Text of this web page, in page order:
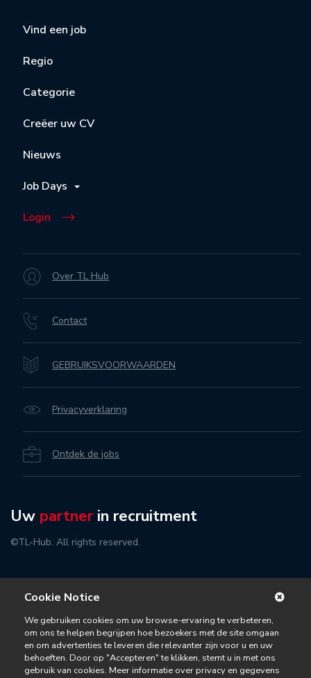
Vind een job
Regio
Categorie
Creëer uw CV
Nieuws
Job Days
Login
Over TL Hub
Contact
GEBRUIKSVOORWAARDEN
Privacyverklaring
Ontdek de jobs
Uw partner in recruitment
©TL-Hub. All rights reserved.
Cookie Notice
We gebruiken cookies om uw browse-ervaring te verbeteren,
om ons te helpen begrijpen hoe bezoekers met de site omgaan
en om advertenties te leveren die relevanter zijn voor u en uw
behoeften. Door op "Accepteren" te klikken, stemt u in met ons
gebruik van cookies. Meer informatie over privacy en gegevens